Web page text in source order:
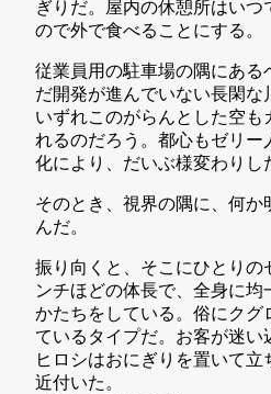
ぎりだ。屋内の休憩所はい
ので外で食べることにする。
従業員用の駐車場の隅にある
だ開発が進んでいない長閑な
いずれこのがらんとした空も
れるのだろう。都心もゼリー
化により、だいぶ様変わりし
そのとき、視界の隅に、何
んだ。
振り向くと、そこにひとりの
ンチほどの体長で、全身に
かたちをしている。俗にク
ているタイプだ。お客が迷い
ヒロシはおにぎりを置いて
近付いた。